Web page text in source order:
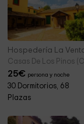
Hospedería La
Casas De Los Pinos
25€ persona y noche
30 Dormitorios, 68
Plazas